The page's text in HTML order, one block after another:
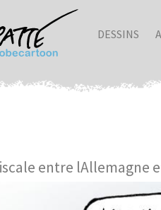
DESSINS
entre lAllemagne